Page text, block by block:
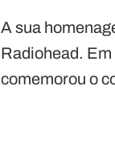
A sua
Radiohead.
comemorou o